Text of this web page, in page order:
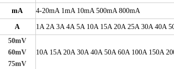
mA 4-20mA 1mA 10mA 500mA 800mA
A 1A 2A 3A 4A 5A 10A 15A 20A 25A 30A 40A
50mV
60mV
75mV
10A 15A 20A 30A 40A 50A 60A 100A 150A